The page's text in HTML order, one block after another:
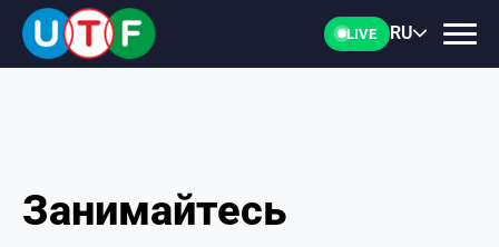
LIVE RU
ГЛАВНАЯ
Занимайтесь